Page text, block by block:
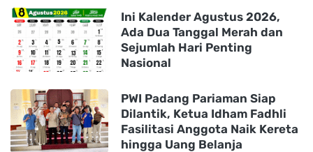
Ini Kalender Agustus 2026,
Ada Dua Tanggal Merah dan
Sejumlah Hari Penting
Nasional
PWI Padang Pariaman Siap
Dilantik, Ketua Idham Fadhli
Fasilitasi Anggota Naik Kereta
hingga Uang Belanja